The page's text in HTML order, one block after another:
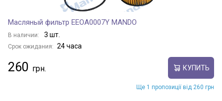
Масляный фильтр EEOA0007Y MANDO
В наличии: 3 шт.
Срок ожидания: 24 часа
260 КУПИТЬ
Ще 1 пропозиції від 260 грн